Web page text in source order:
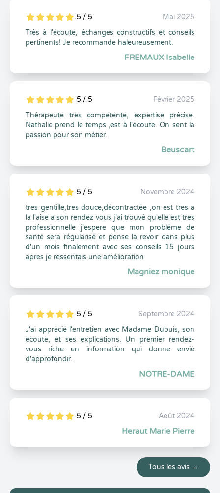
5
1
5
0 5 / 5
Mai 2025
Très à l'écoute, échanges constructifs et conseils
pertinents! Je recommande haleureusement.
FREMAUX Isabelle
5
1
5
0 5 / 5
Février 2025
Thérapeute très compétente, expertise précise.
Nathalie prend le temps ,est à l'écoute. On sent la
passion pour son métier.
Beuscart
5
1
5
0 5 / 5
Novembre 2024
tres gentille,tres douce,décontractée ,on est tres a
la l'aise a son rendez vous j'ai trouvé qu'elle est tres
professionnelle j'espere que mon probléme de
santé sera régularisé et pense la revoir dans plus
d'un mois finalement avec ses conseils 15 jours
apres je ressentais une amélioration
Magniez monique
5
1
5
0 5 / 5
Septembre 2024
J'ai apprécié l'entretien avec Madame Dubuis, son
écoute, et ses explications. Un premier rendez-
vous riche en information qui donne envie
d'approfondir.
NOTRE-DAME
5
1
5
0 5 / 5 Août 2024
Heraut Marie Pierre
Tous les avis →